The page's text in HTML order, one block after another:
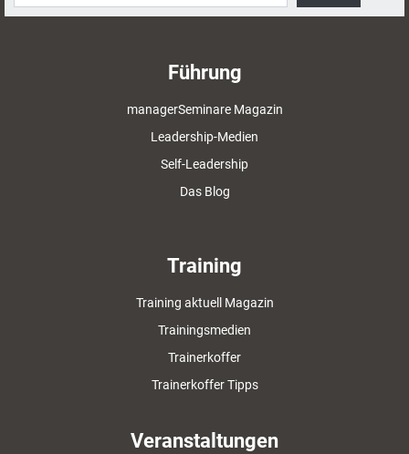
Führung
managerSeminare Magazin
Leadership-Medien
Self-Leadership
Das Blog
Training
Training aktuell Magazin
Trainingsmedien
Trainerkoffer
Trainerkoffer Tipps
Veranstaltungen